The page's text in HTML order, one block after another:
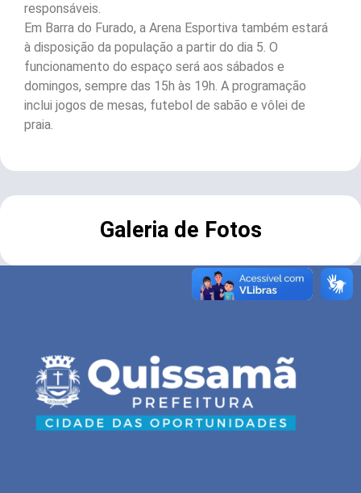
responsáveis.
Em Barra do Furado, a Arena Esportiva também estará
à disposição da população a partir do dia 5. O
funcionamento do espaço será aos sábados e
domingos, sempre das 15h às 19h. A programação
inclui jogos de mesas, futebol de sabão e vôlei de
praia.
Galeria de Fotos